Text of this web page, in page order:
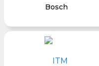
Bosch